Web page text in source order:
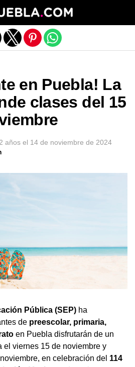
en Puebla! La
clases del 15
años el 14 de noviembre de 2024
Pública (SEP) ha
de preescolar, primaria,
en Puebla disfrutarán de un
el viernes 15 de noviembre y
en celebración del 114
la versión móvil